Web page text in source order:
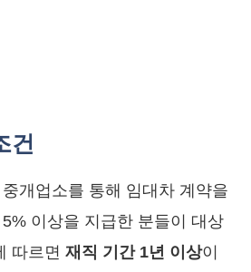
건
개업소를 통해 임대차 계약을
이상을 지급한 분들이 대상
따르면 재직 기간 1년 이상이